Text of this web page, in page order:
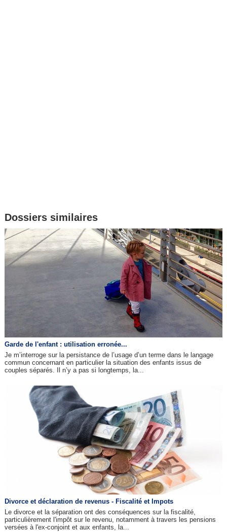
Dossiers similaires
Garde de l'enfant : utilisation erronée...
Je m’interroge sur la persistance de l’usage d’un terme dans le langage
commun concernant en particulier la situation des enfants issus de
couples séparés. Il n’y a pas si longtemps, la...
Divorce et déclaration de revenus - Fiscalité et Impots
Le divorce et la séparation ont des conséquences sur la fiscalité,
particulièrement l'impôt sur le revenu, notamment à travers les pensions
versées à l'ex-conjoint et aux enfants, la...